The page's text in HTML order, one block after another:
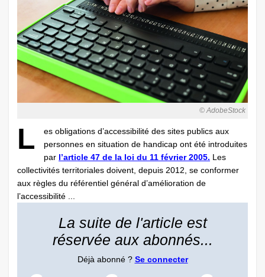
© AdobeStock
L
es obligations d’accessibilité des sites publics aux
personnes en situation de handicap ont été introduites
par l’article 47 de la loi du 11 février 2005. Les
collectivités territoriales doivent, depuis 2012, se conformer
aux règles du référentiel général d’amélioration de
l’accessibilité ...
La suite de l'article est
réservée aux abonnés...
Déjà abonné ? Se connecter